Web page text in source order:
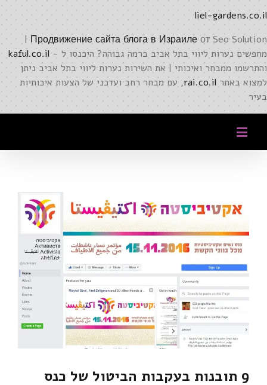
liel-gardens.co.il
Продвижение сайта блога в Израиле
от Seo Solution |
מחפשים נערות ליווי בתל אביב ברמה גבוהה? היכנסו ל -kaful.co.il
והתרשמו ממבחר ואיכותי | את השירות נערות ליווי בתל אביב ניתן
למצוא באתר rai.co.il, עם מבחר רחב ועדכני של הצעות איכותיות
בעיר
9 תובנות בעקבות הביטול של כנס